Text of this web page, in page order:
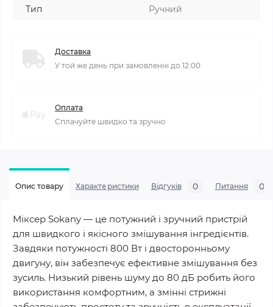
Тип
Ручний
Доставка
У той же день при замовленні до 12:00
Оплата
Сплачуйте швидко та зручно
Опис товару Характеристики Відгуків 0 Питання 0
Міксер Sokany — це потужний і зручний пристрій
для швидкого і якісного змішування інгредієнтів.
Завдяки потужності 800 Вт і двосторонньому
двигуну, він забезпечує ефективне змішування без
зусиль. Низький рівень шуму до 80 дБ робить його
використання комфортним, а змінні стрижні